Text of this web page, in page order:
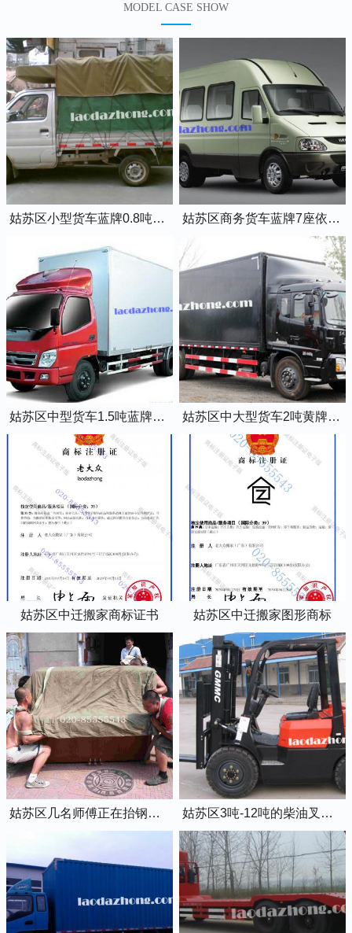
MODEL CASE SHOW
姑苏区小型货车蓝牌0.8吨小卡车 姑苏区商务货车蓝牌7座依维柯全顺车
姑苏区中型货车1.5吨蓝牌4米2厢式货车 姑苏区中大型货车2吨黄牌5米2厢式货车
姑苏区中迁搬家商标证书 姑苏区中迁搬家图形商标
姑苏区几名师傅正在抬钢琴上楼 姑苏区3吨-12吨的柴油叉车出租